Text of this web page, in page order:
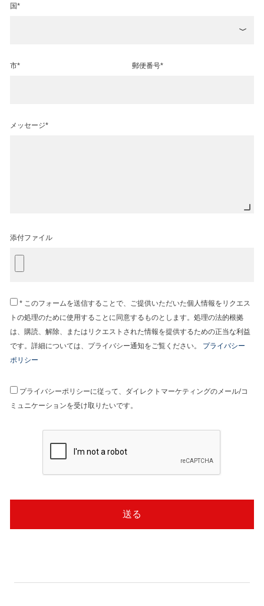
国*
市* 郵便番号*
メッセージ*
添付ファイル
* このフォームを送信することで、ご提供いただいた個人情報をリクエス
トの処理のために使用することに同意するものとします。処理の法的根拠
は、購読、解除、またはリクエストされた情報を提供するための正当な利益
です。詳細については、プライバシー通知をご覧ください。 プライバシー
ポリシー
プライバシーポリシーに従って、ダイレクトマーケティングのメール/コ
ミュニケーションを受け取りたいです。